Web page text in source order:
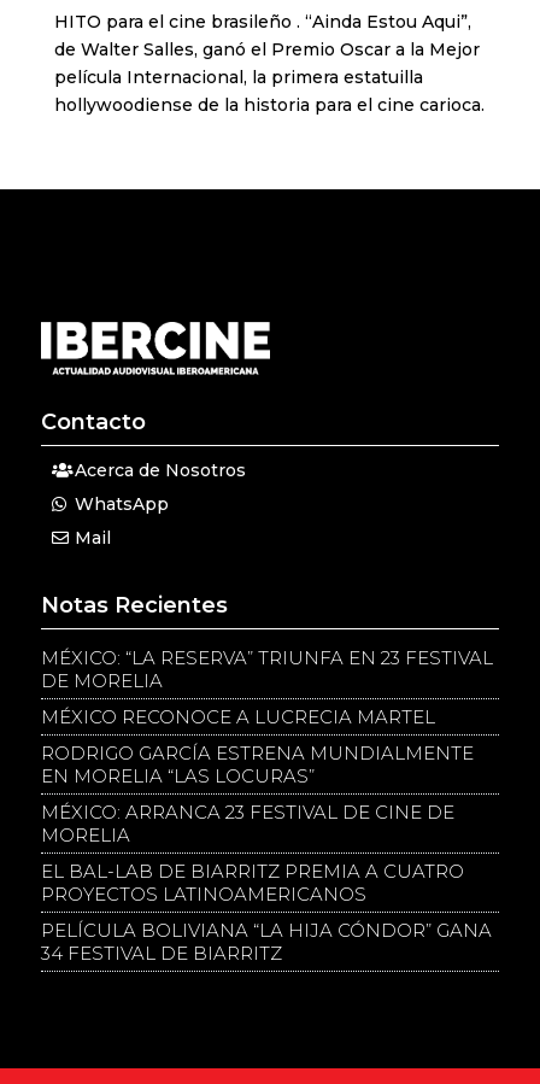
HITO para el cine brasileño . “Ainda Estou Aqui”,
de Walter Salles, ganó el Premio Oscar a la Mejor
película Internacional, la primera estatuilla
hollywoodiense de la historia para el cine carioca.
Contacto
Acerca de Nosotros
WhatsApp
Mail
Notas Recientes
MÉXICO: “LA RESERVA” TRIUNFA EN 23 FESTIVAL
DE MORELIA
MÉXICO RECONOCE A LUCRECIA MARTEL
RODRIGO GARCÍA ESTRENA MUNDIALMENTE
EN MORELIA “LAS LOCURAS”
MÉXICO: ARRANCA 23 FESTIVAL DE CINE DE
MORELIA
EL BAL-LAB DE BIARRITZ PREMIA A CUATRO
PROYECTOS LATINOAMERICANOS
PELÍCULA BOLIVIANA “LA HIJA CÓNDOR” GANA
34 FESTIVAL DE BIARRITZ